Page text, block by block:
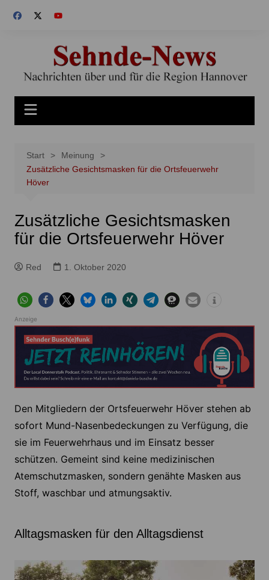
Inhalt
Start
Meinung
Zusätzliche Gesichtsmasken für die Ortsfeuerwehr
Höver
Zusätzliche Gesichtsmasken
für die Ortsfeuerwehr Höver
Red 1. Oktober 2020
Anzeige
Den Mitgliedern der Ortsfeuerwehr Höver stehen ab
sofort Mund-Nasenbedeckungen zu Verfügung, die
sie im Feuerwehrhaus und im Einsatz besser
schützen. Gemeint sind keine medizinischen
Atemschutzmasken, sondern genähte Masken aus
Stoff, waschbar und atmungsaktiv.
Alltagsmasken für den Alltagsdienst